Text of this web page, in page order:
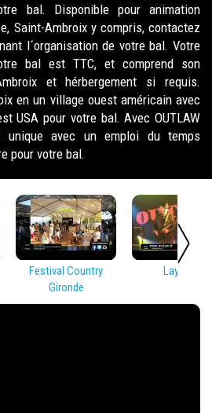
bal. Disponible pour animation
Saint-Ambroix y compris, contactez
l´organisation de votre bal. Votre
bal est TTC, et comprend son
et hérbergement si requis.
en un village ouest américain avec
USA pour votre bal. Avec OUTLAW
unique avec un emploi du temps
pour votre bal.
Festival Country
Gironde
Lay Low